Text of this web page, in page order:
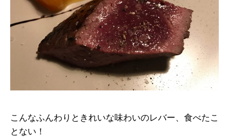
こんなふんわりときれいな味わいのレバー、食べたこ
とない！